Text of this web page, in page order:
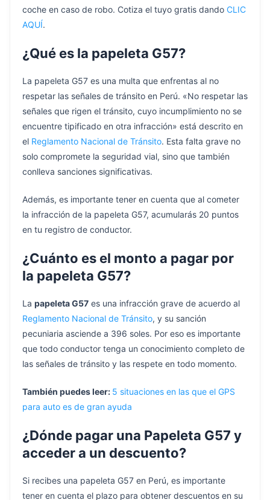
coche en caso de robo. Cotiza el tuyo gratis dando CLIC
AQUÍ.
¿Qué es la papeleta G57?
La papeleta G57 es una multa que enfrentas al no
respetar las señales de tránsito en Perú. «No respetar las
señales que rigen el tránsito, cuyo incumplimiento no se
encuentre tipificado en otra infracción» está descrito en
el Reglamento Nacional de Tránsito. Esta falta grave no
solo compromete la seguridad vial, sino que también
conlleva sanciones significativas.
Además, es importante tener en cuenta que al cometer
la infracción de la papeleta G57, acumularás 20 puntos
en tu registro de conductor.
¿Cuánto es el monto a pagar por
la papeleta G57?
La papeleta G57 es una infracción grave de acuerdo al
Reglamento Nacional de Tránsito, y su sanción
pecuniaria asciende a 396 soles. Por eso es importante
que todo conductor tenga un conocimiento completo de
las señales de tránsito y las respete en todo momento.
También puedes leer: 5 situaciones en las que el GPS
para auto es de gran ayuda
¿Dónde pagar una Papeleta G57 y
acceder a un descuento?
Si recibes una papeleta G57 en Perú, es importante
tener en cuenta el plazo para obtener descuentos en su